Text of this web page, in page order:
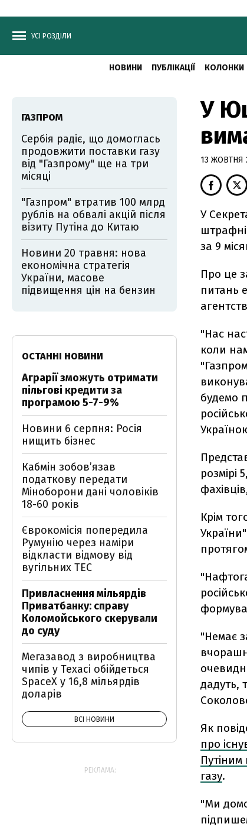
УСІ РОЗДІЛИ
НОВИНИ ПУБЛІКАЦІЇ КОЛОНКИ
У
13 ЖОВТНЯ
У
штрафні
за 9
Про це
питань
"Нас
коли
будемо
розмірі
Крім
"Немає
дадуть,
Як
про
газу.
"Ми
ГАЗПРОМ
Сербія радіє, що домоглась
продовжити поставки газу
від "Газпрому" ще на три
місяці
"Газпром" втратив 100 млрд
рублів на обвалі акцій після
візиту Путіна до Китаю
Новини 20 травня: нова
економічна стратегія
України, масове
підвищення цін на бензин
ОСТАННІ НОВИНИ
Аграрії зможуть отримати
пільгові кредити за
програмою 5-7-9%
Новини 6 серпня: Росія
нищить бізнес
Кабмін зобовʼязав
податкову передати
Міноборони дані чоловіків
18-60 років
Єврокомісія попередила
Румунію через наміри
відкласти відмову від
вугільних ТЕС
Привласнення мільярдів
Приватбанку: справу
Коломойського скерували
до суду
Мегазавод з виробництва
чипів у Техасі обійдеться
SpaceX у 16,8 мільярдів
доларів
ВСІ НОВИНИ
РЕКЛАМА: